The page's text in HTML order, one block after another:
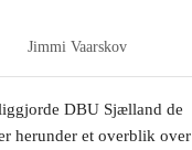
Jimmi Vaarskov
DBU Sjælland de
herunder et overblik over